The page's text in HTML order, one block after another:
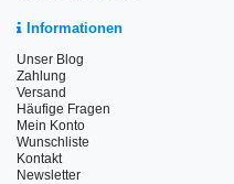
Informationen
Unser Blog
Zahlung
Versand
Häufige Fragen
Mein Konto
Wunschliste
Kontakt
Newsletter